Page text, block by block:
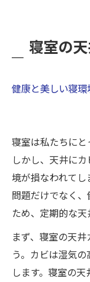
寝室の
健康と美しい寝
寝室は私たちにと
しかし、天井に
境が損なわれて
問題だけでなく
ため、定期的な天
まず、寝室の天
う。カビは湿気
します。寝室の